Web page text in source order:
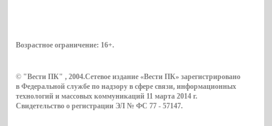
Возрастное ограничение: 16+.
© "Вести ПК" , 2004.Сетевое издание «Вести ПК» зарегистрировано
в Федеральной службе по надзору в сфере связи, информационных
технологий и массовых коммуникаций 11 марта 2014 г.
Свидетельство о регистрации ЭЛ № ФС 77 - 57147.